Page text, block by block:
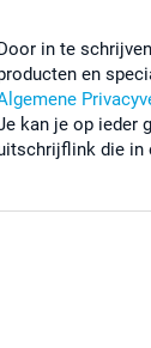
in te
en
kan je op ieder
die in